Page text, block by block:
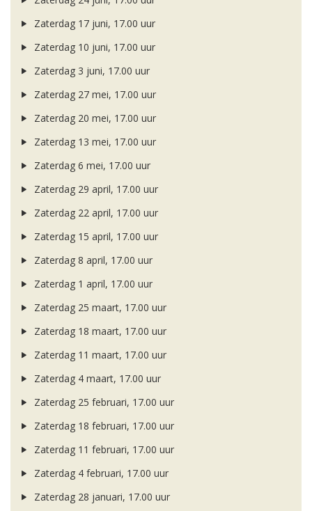
Zaterdag 17 juni, 17.00 uur
Zaterdag 10 juni, 17.00 uur
Zaterdag 3 juni, 17.00 uur
Zaterdag 27 mei, 17.00 uur
Zaterdag 20 mei, 17.00 uur
Zaterdag 13 mei, 17.00 uur
Zaterdag 6 mei, 17.00 uur
Zaterdag 29 april, 17.00 uur
Zaterdag 22 april, 17.00 uur
Zaterdag 15 april, 17.00 uur
Zaterdag 8 april, 17.00 uur
Zaterdag 1 april, 17.00 uur
Zaterdag 25 maart, 17.00 uur
Zaterdag 18 maart, 17.00 uur
Zaterdag 11 maart, 17.00 uur
Zaterdag 4 maart, 17.00 uur
Zaterdag 25 februari, 17.00 uur
Zaterdag 18 februari, 17.00 uur
Zaterdag 11 februari, 17.00 uur
Zaterdag 4 februari, 17.00 uur
Zaterdag 28 januari, 17.00 uur